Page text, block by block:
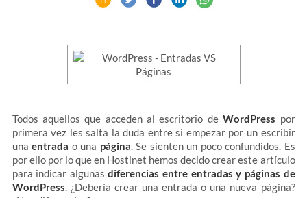
Todos aquellos que acceden al escritorio deWordPress por
primera vez les salta la duda entre si empezar por un escribir
una entrada o una página. Se sienten un poco confundidos. Es
por ello por lo que en Hostinet hemos decido crear este artículo
para indicar algunas diferencias entre entradas y páginas de
WordPress. ¿Debería crear una entrada o una nueva página?